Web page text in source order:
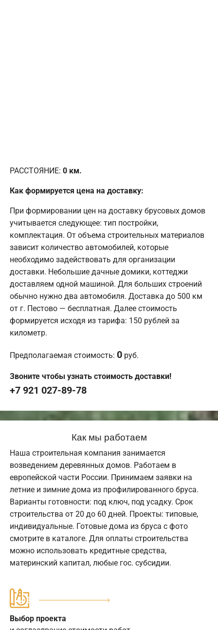
РАССТОЯНИЕ: 0 км.
Как формируется цена на доставку:
При формировании цен на доставку брусовых домов
учитывается следующее: тип постройки,
комплектация. От объема строительных материалов
зависит количество автомобилей, которые
необходимо задействовать для организации
доставки. Небольшие дачные домики, коттеджи
доставляем одной машиной. Для больших строений
обычно нужно два автомобиля. Доставка до 500 км
от г. Пестово — бесплатная. Далее стоимость
формируется исходя из тарифа: 150 рублей за
километр.
Предполагаемая стоимость: 0 руб.
Звоните чтобы узнать стоимость доставки!
+7 921 027-89-78
Как мы работаем
Наша строительная компания занимается
возведением деревянных домов. Работаем в
европейской части России. Принимаем заявки на
летние и зимние дома из профилированного бруса.
Варианты готовности: под ключ, под усадку. Срок
строительства от 20 до 60 дней. Проекты: типовые,
индивидуальные. Готовые дома из бруса с фото
смотрите в каталоге. Для оплаты строительства
можно использовать кредитные средства,
материнский капитал, любые гос. субсидии.
Выбор проекта